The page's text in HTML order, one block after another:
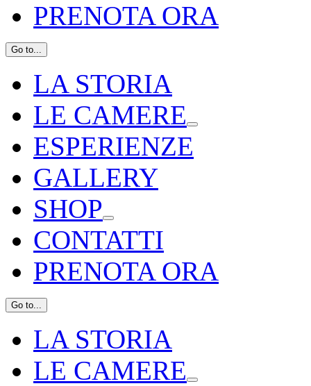
PRENOTA ORA
Go to...
LA STORIA
LE CAMERE
ESPERIENZE
GALLERY
SHOP
CONTATTI
PRENOTA ORA
Go to...
LA STORIA
LE CAMERE